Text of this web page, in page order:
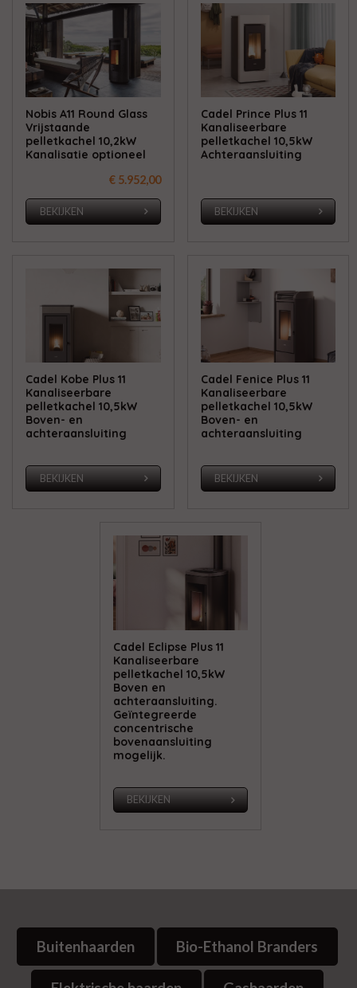
Nobis A11 Round Glass
Vrijstaande
pelletkachel 10,2kW
Kanalisatie optioneel
€ 5.952,00
BEKIJKEN
Cadel Prince Plus 11
Kanaliseerbare
pelletkachel 10,5kW
Achteraansluiting
BEKIJKEN
Cadel Kobe Plus 11
Kanaliseerbare
pelletkachel 10,5kW
Boven- en
achteraansluiting
BEKIJKEN
Cadel Fenice Plus 11
Kanaliseerbare
pelletkachel 10,5kW
Boven- en
achteraansluiting
BEKIJKEN
Cadel Eclipse Plus 11
Kanaliseerbare
pelletkachel 10,5kW
Boven en
achteraansluiting.
Geïntegreerde
concentrische
bovenaansluiting
mogelijk.
BEKIJKEN
Buitenhaarden Bio-Ethanol Branders